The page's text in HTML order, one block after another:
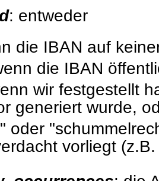
: entweder
die IBAN auf
die IBAN
wir festgestellt
generiert wurde,
oder
vorliegt